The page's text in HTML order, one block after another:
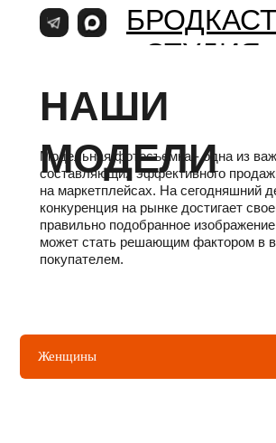
БРОДКАСТ
СТУДИЯ
НАШИ
МОДЕЛИ
Модельная фотосъемка - одна из
составляющих эффективного
на маркетплейсах. На сегодняшний
конкуренция на рынке достигает
правильно подобранное
может стать решающим фактором в
покупателем.